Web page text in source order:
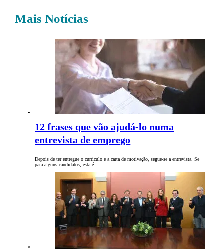
Mais Notícias
12 frases que vão ajudá-lo numa
entrevista de emprego
Depois de ter entregue o currículo e a carta de motivação, segue-se a entrevista. Se
para alguns candidatos, esta é…